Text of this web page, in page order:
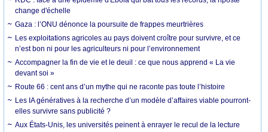
change d'échelle
Gaza : l’ONU dénonce la poursuite de frappes meurtrières
Les exploitations agricoles au pays doivent croître pour survivre, et ce
n’est bon ni pour les agriculteurs ni pour l’environnement
Accompagner la fin de vie et le deuil : ce que nous apprend « La vie
devant soi »
Route 66 : cent ans d’un mythe qui ne raconte pas toute l’histoire
Les IA génératives à la recherche d’un modèle d’affaires viable pourront-
elles survivre sans publicité ?
Aux États-Unis, les universités peinent à enrayer le recul de la lecture